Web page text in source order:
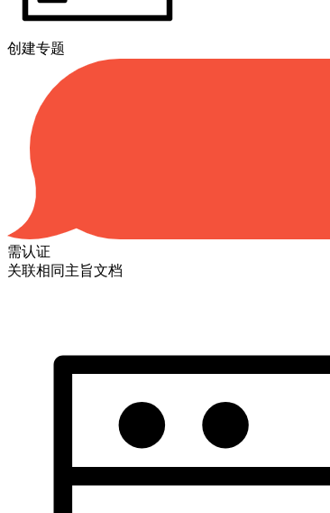
创建专题
需认证
关联相同主旨文档